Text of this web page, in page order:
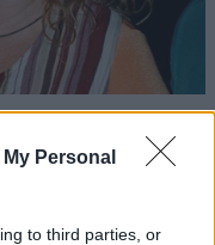
Personal
to third parties, or
έκανε τη ζωή